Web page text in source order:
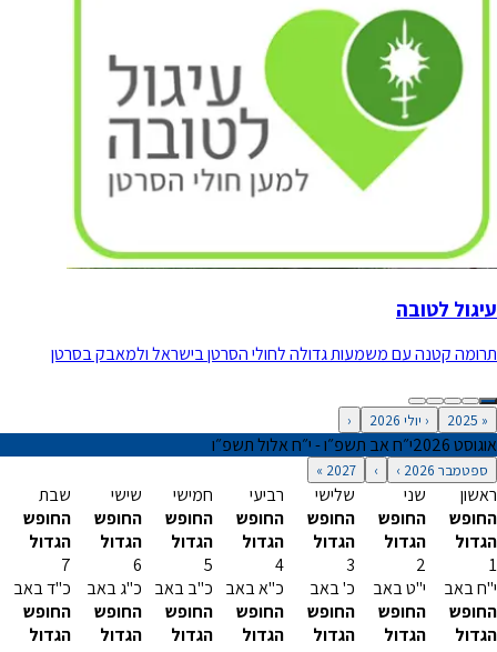
עיגול לטובה
תרומה קטנה עם משמעות גדולה לחולי הסרטן בישראל ולמאבק בסרטן
«
2025
‹ יולי 2026 ‹
אוגוסט 2026 י״ח אב תשפ״ו - י״ח אלול תשפ״ו
ספטמבר 2026 ›
›
2027
»
ראשון שני שלישי רביעי חמישי שישי
שבת
החופש
הגדול
1
י''ח באב
החופש
הגדול
החופש
הגדול
2
י''ט באב
החופש
הגדול
החופש
הגדול
3
כ' באב
החופש
הגדול
החופש
הגדול
4
כ''א באב
החופש
הגדול
החופש
הגדול
5
כ''ב באב
החופש
הגדול
החופש
הגדול
6
כ''ג באב
החופש
הגדול
החופש
הגדול
7
כ''ד באב
החופש
הגדול